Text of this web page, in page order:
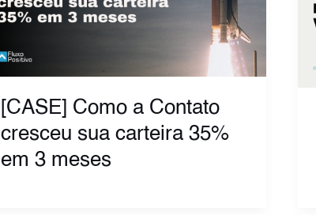
[CASE] Como a Contato
cresceu sua carteira 35%
em 3 meses